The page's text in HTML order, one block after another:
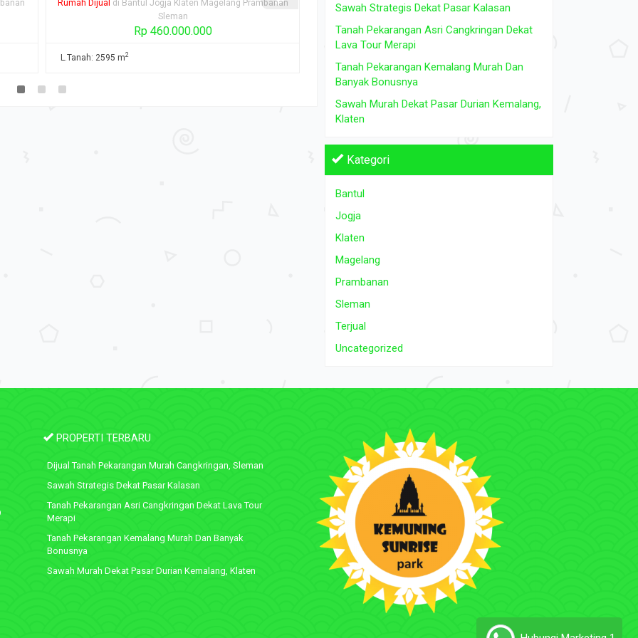
Tanah Dijual di Bantul Jogja Klaten Magelang Prambanan
Sleman
Rp 300.000.000
L.Tanah: 730 m2
Tanah Dijual
di Bantul Jogja Klaten Magelang Prambanan
Rp 1.150.000.000
Sawah Strategis Dekat Pasar Kalasan
Tanah Pekarangan Asri Cangkringan Dekat
Lava Tour Merapi
Tanah Pekarangan Kemalang Murah Dan
Banyak Bonusnya
Sawah Murah Dekat Pasar Durian Kemalang,
Klaten
Kategori
Bantul
Jogja
Klaten
Magelang
Prambanan
Sleman
Terjual
Uncategorized
PROPERTI TERBARU
Dijual Tanah Pekarangan Murah Cangkringan, Sleman
Sawah Strategis Dekat Pasar Kalasan
Tanah Pekarangan Asri Cangkringan Dekat Lava Tour
Merapi
Tanah Pekarangan Kemalang Murah Dan Banyak
Bonusnya
Sawah Murah Dekat Pasar Durian Kemalang, Klaten